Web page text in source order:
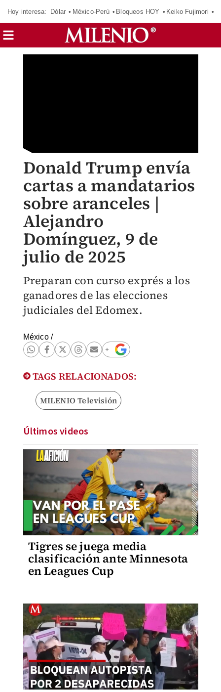
Hoy interesa: Dólar México-Perú Bloqueos HOY Keiko Fujimori
Donald Trump envía
cartas a mandatarios
sobre aranceles |
Alejandro
Domínguez, 9 de
julio de 2025
Preparan con curso exprés a los
ganadores de las elecciones
judiciales del Edomex.
México/
TAGS RELACIONADOS:
MILENIO Televisión
Últimos videos
Tigres se juega media
clasificación ante Minnesota
en Leagues Cup